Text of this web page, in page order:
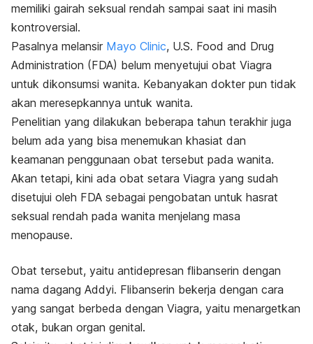
memiliki gairah seksual rendah sampai saat ini masih
kontroversial.
Pasalnya melansir Mayo Clinic, U.S. Food and Drug
Administration (FDA) belum menyetujui obat Viagra
untuk dikonsumsi wanita. Kebanyakan dokter pun tidak
akan meresepkannya untuk wanita.
Penelitian yang dilakukan beberapa tahun terakhir juga
belum ada yang bisa menemukan khasiat dan
keamanan penggunaan obat tersebut pada wanita.
Akan tetapi, kini ada obat setara Viagra yang sudah
disetujui oleh FDA sebagai pengobatan untuk hasrat
seksual rendah pada wanita menjelang masa
menopause.
Obat tersebut, yaitu antidepresan flibanserin dengan
nama dagang Addyi. Flibanserin bekerja dengan cara
yang sangat berbeda dengan Viagra, yaitu menargetkan
otak, bukan organ genital.